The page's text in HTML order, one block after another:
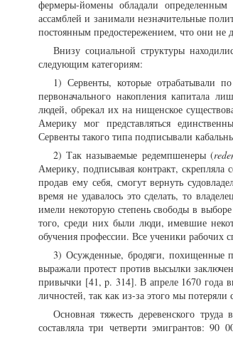
фермеры-йомены обладали
ассамблей и занимали незначительные
постоянным предостережением, что они
Внизу социальной структуры
следующим категориям:
1) Сервенты, которые отрабатывали
первоначального накопления капитала
людей, обрекал их на нищенское
Америку мог представляться
Сервенты такого типа подписывали
2) Так называемые редемпшенеры (
Америку, подписывая контракт, скрепляла
продав ему себя, смогут вернуть
время не удавалось это сделать, то
имели некоторую степень свободы в
того, среди них были люди, имевшие
обучения профессии. Все ученики рабочих
3) Осужденные, бродяги, похищенные
выражали протест против высылки
привычки [41, p. 314]. В апреле 1670 года
личностей, так как из-за этого мы
Основная тяжесть деревенского
составляла три четверти эмигрантов: 90